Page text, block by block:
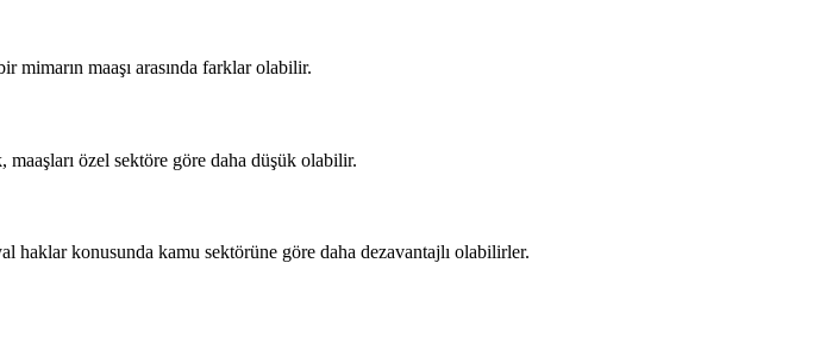
mimarın maaşı arasında farklar olabilir.
özel sektöre göre daha düşük olabilir.
haklar konusunda kamu sektörüne göre daha dezavantajlı olabilirler.